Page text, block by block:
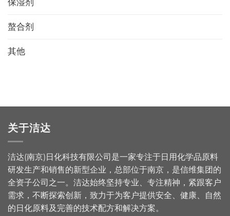
保湿剂
螯合剂
其他
关于洁达
洁达(南京)日化科技有限公司是一家专注于日用化学品原料
研发生产和销售的新型企业，总部位于南京，是信维集团的
全资子公司之一。洁达始终坚持专业、专注精神，紧跟客户
需求，不断探索创新，致力于为客户提供安全、健康、自然
的日化原料及完善的技术配方和解决方案。